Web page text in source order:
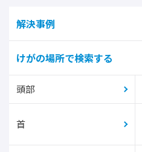
解決事例
けがの場所で検索する
頭部
首